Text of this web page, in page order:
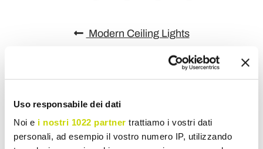
Uso responsabile dei dati
Noi e i nostri 1022 partner trattiamo i vostri dati
personali, ad esempio il vostro numero IP, utilizzando
Modern Ceiling Lights